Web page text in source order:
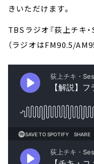
きいただけます。
TBSラジオ『荻上チキ
（ラジオはFM90.5/